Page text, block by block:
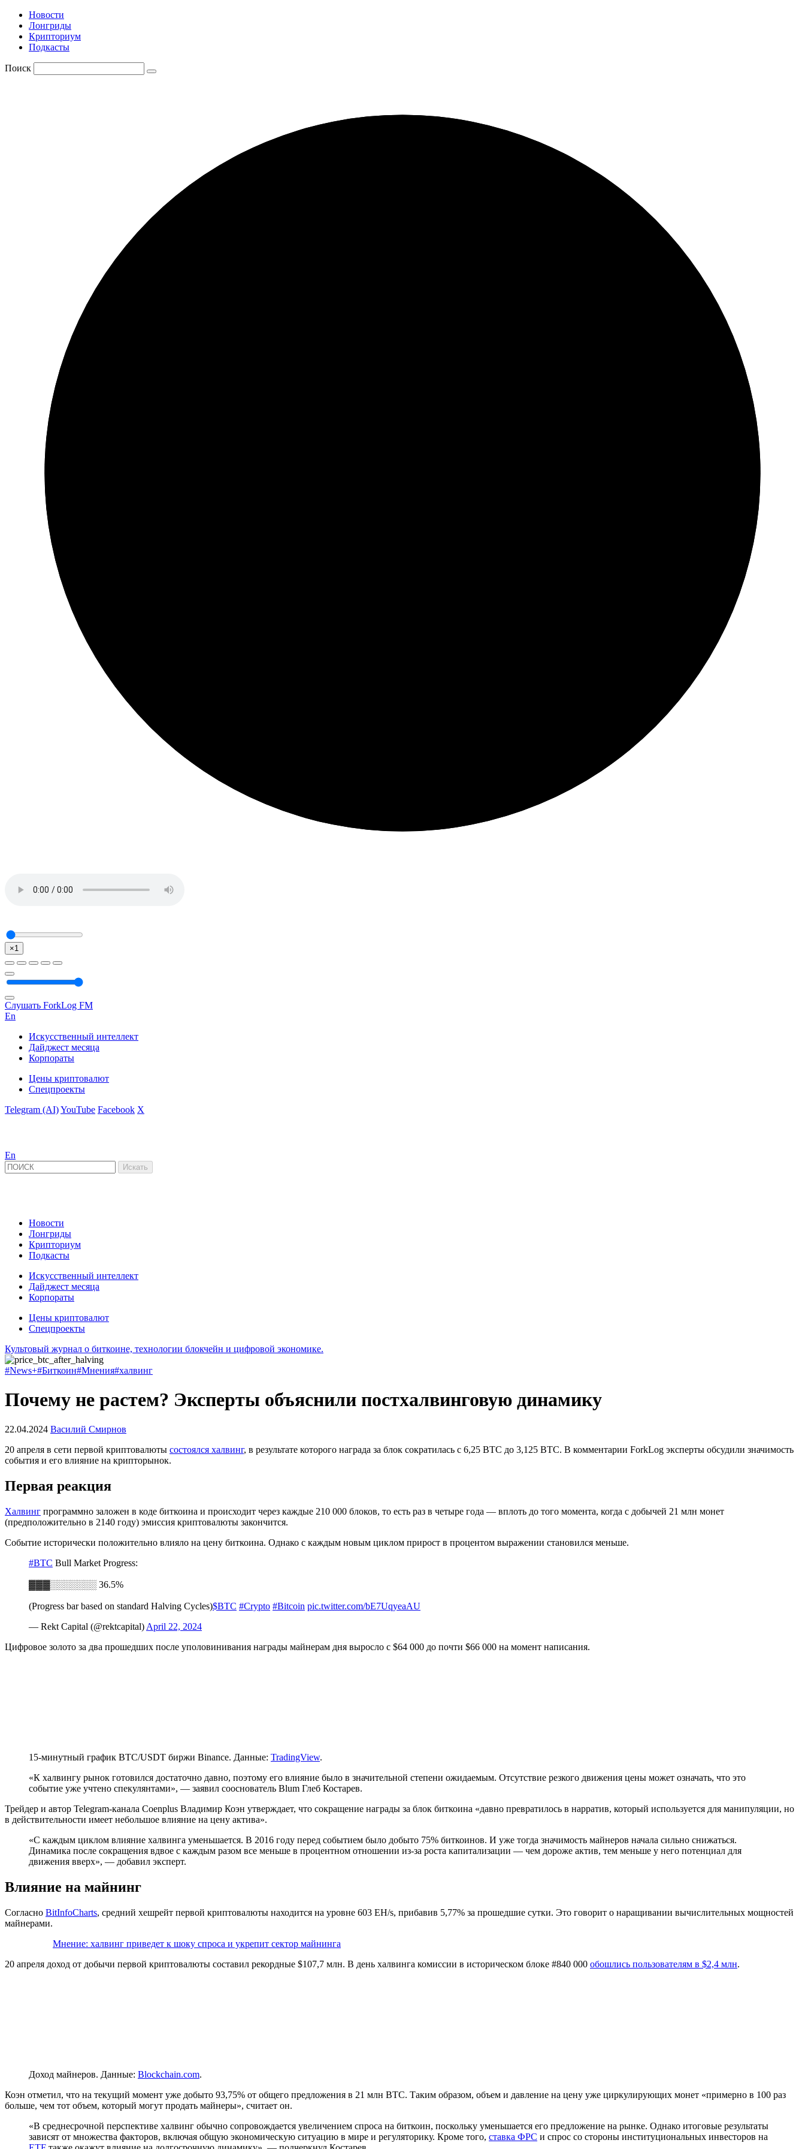
Новости
Лонгриды
Крипториум
Подкасты
Поиск
×1
Слушать ForkLog FM
En
Искусственный интеллект
Дайджест месяца
Корпораты
Цены криптовалют
Спецпроекты
Telegram (AI)YouTube Facebook X
En
Новости
Лонгриды
Крипториум
Подкасты
Искусственный интеллект
Дайджест месяца
Корпораты
Цены криптовалют
Спецпроекты
Культовый журнал о биткоине, технологии блокчейн и цифровой экономике.
#News+#Биткоин#Мнения#халвинг
Почему не растем? Эксперты объяснили постхалвинговую динамику
22.04.2024 Василий Смирнов
20 апреля в сети первой криптовалюты состоялся халвинг, в результате которого награда за блок сократилась с 6,25 BTC до 3,125 BTC. В комментарии ForkLog эксперты обсудили значимость
события и его влияние на крипторынок.
Первая реакция
Халвинг программно заложен в коде биткоина и происходит через каждые 210 000 блоков, то есть раз в четыре года — вплоть до того момента, когда с добычей 21 млн монет
(предположительно в 2140 году) эмиссия криптовалюты закончится.
Событие исторически положительно влияло на цену биткоина. Однако с каждым новым циклом прирост в процентом выражении становился меньше.
#BTC Bull Market Progress:
▓▓▓░░░░░░░ 36.5%
(Progress bar based on standard Halving Cycles)$BTC #Crypto #Bitcoin pic.twitter.com/bE7UqyeaAU
— Rekt Capital (@rektcapital) April 22, 2024
Цифровое золото за два прошедших после уполовинивания награды майнерам дня выросло с $64 000 до почти $66 000 на момент написания.
15-минутный график BTC/USDT биржи Binance. Данные: TradingView.
«К халвингу рынок готовился достаточно давно, поэтому его влияние было в значительной степени ожидаемым. Отсутствие резкого движения цены может означать, что это
событие уже учтено спекулянтами», — заявил сооснователь Blum Глеб Костарев.
Трейдер и автор Telegram-канала Coenplus Владимир Коэн утверждает, что сокращение награды за блок биткоина «давно превратилось в нарратив, который используется для манипуляции, но
в действительности имеет небольшое влияние на цену актива».
«С каждым циклом влияние халвинга уменьшается. В 2016 году перед событием было добыто 75% биткоинов. И уже тогда значимость майнеров начала сильно снижаться.
Динамика после сокращения вдвое с каждым разом все меньше в процентном отношении из-за роста капитализации — чем дороже актив, тем меньше у него потенциал для
движения вверх», — добавил эксперт.
Влияние на майнинг
Согласно BitInfoCharts, средний хешрейт первой криптовалюты находится на уровне 603 EH/s, прибавив 5,77% за прошедшие сутки. Это говорит о наращивании вычислительных мощностей
майнерами.
Мнение: халвинг приведет к шоку спроса и укрепит сектор майнинга
20 апреля доход от добычи первой криптовалюты составил рекордные $107,7 млн. В день халвинга комиссии в историческом блоке #840 000 обошлись пользователям в $2,4 млн.
Доход майнеров. Данные: Blockchain.com.
Коэн отметил, что на текущий момент уже добыто 93,75% от общего предложения в 21 млн BTC. Таким образом, объем и давление на цену уже циркулирующих монет «примерно в 100 раз
больше, чем тот объем, который могут продать майнеры», считает он.
«В среднесрочной перспективе халвинг обычно сопровождается увеличением спроса на биткоин, поскольку уменьшается его предложение на рынке. Однако итоговые результаты
зависят от множества факторов, включая общую экономическую ситуацию в мире и регуляторику. Кроме того, ставка ФРС и спрос со стороны институциональных инвесторов на